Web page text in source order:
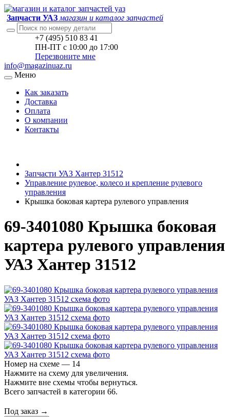
Запчасти УАЗ магазин и каталог запчастей
+7 (495) 510 83 41
ПН-ПТ с 10:00 до 17:00
Перезвоните мне
info@magazinuaz.ru
Меню
Как заказать
Доставка
Оплата
О компании
Контакты
Запчасти УАЗ Хантер 31512
Управление рулевое, колесо и крепление рулевого
управления
Крышка боковая картера рулевого управления
69-3401080 Крышка боковая
картера рулевого управления
УАЗ Хантер 31512
Номер на схеме — 14
Нажмите на схему для увеличения.
Нажмите вне схемы чтобы вернуться.
Всего запчастей в категории 66.
Под заказ →